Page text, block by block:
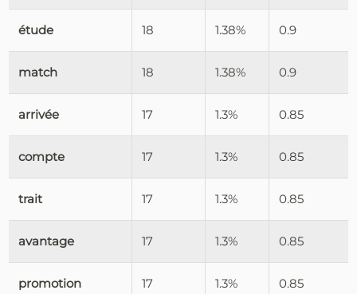
étude 18 1.38% 0.9
match 18 1.38% 0.9
arrivée 17 1.3% 0.85
compte 17 1.3% 0.85
trait 17 1.3% 0.85
avantage 17 1.3% 0.85
promotion 17 1.3% 0.85